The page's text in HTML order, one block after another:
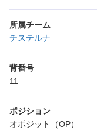
所属チーム
チステルナ
背番号
11
ポジション
オポジット（OP）